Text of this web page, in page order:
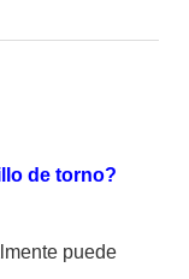
de torno?
puede